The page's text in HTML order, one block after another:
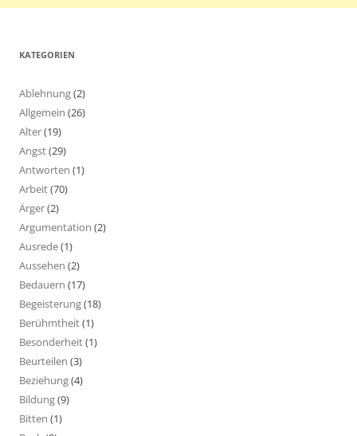
KATEGORIEN
Ablehnung(2)
Allgemein (26)
Alter(19)
Angst(29)
Antworten (1)
Arbeit(70)
Ärger(2)
Argumentation (2)
Ausrede(1)
Aussehen (2)
Bedauern (17)
Begeisterung(18)
Berühmtheit(1)
Besonderheit(1)
Beurteilen (3)
Beziehung(4)
Bildung(9)
Bitten (1)